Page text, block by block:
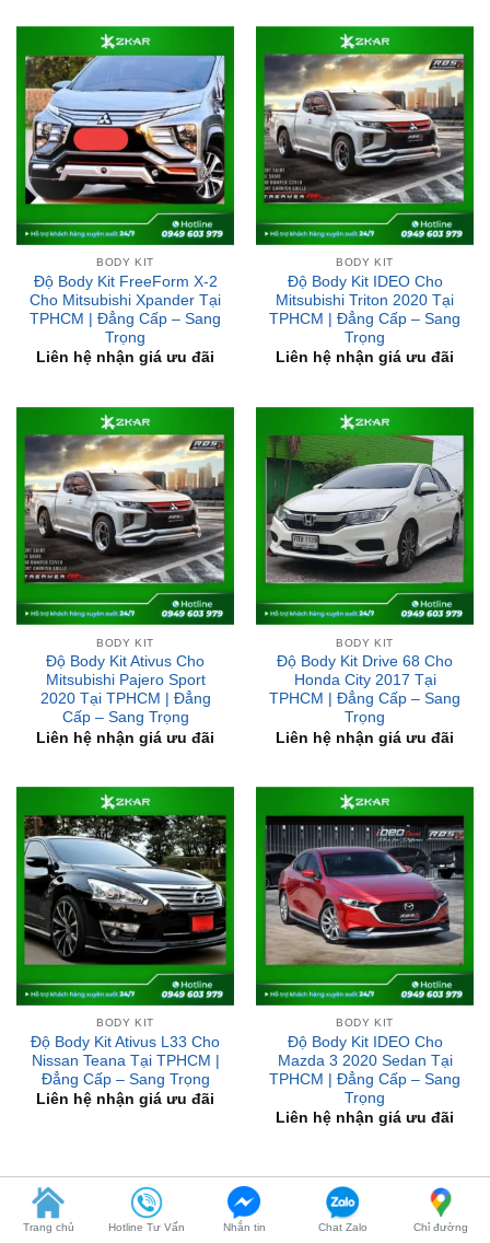
BODY KIT
Độ Body Kit FreeForm X-2
Cho Mitsubishi Xpander Tại
TPHCM | Đẳng Cấp – Sang
Trọng
Liên hệ nhận giá ưu đãi
BODY KIT
Độ Body Kit IDEO Cho
Mitsubishi Triton 2020 Tại
TPHCM | Đẳng Cấp – Sang
Trọng
Liên hệ nhận giá ưu đãi
BODY KIT
Độ Body Kit Ativus Cho
Mitsubishi Pajero Sport
2020 Tại TPHCM | Đẳng
Cấp – Sang Trọng
Liên hệ nhận giá ưu đãi
BODY KIT
Độ Body Kit Drive 68 Cho
Honda City 2017 Tại
TPHCM | Đẳng Cấp – Sang
Trọng
Liên hệ nhận giá ưu đãi
BODY KIT
Độ Body Kit Ativus L33 Cho
Nissan Teana Tại TPHCM |
Đẳng Cấp – Sang Trọng
Liên hệ nhận giá ưu đãi
BODY KIT
Độ Body Kit IDEO Cho
Mazda 3 2020 Sedan Tại
TPHCM | Đẳng Cấp – Sang
Trọng
Liên hệ nhận giá ưu đãi
Trang chủ Hotline Tư Vấn Nhắn tin Chat Zalo Chỉ đường